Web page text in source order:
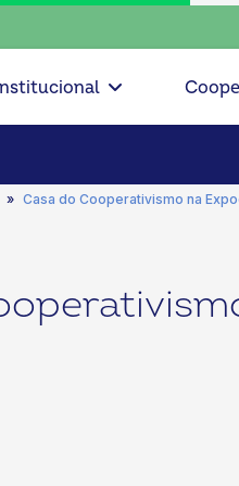
escolha
Casa do Cooperativismo na